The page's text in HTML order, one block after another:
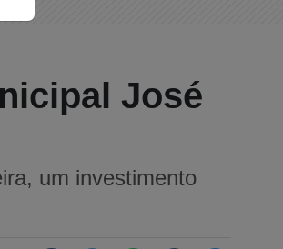
José
um investimento